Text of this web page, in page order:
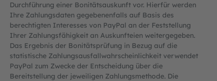
Durchführung einer Bonitätsauskunft vor. Hierfür werden
Ihre Zahlungsdaten gegebenenfalls auf Basis des
berechtigten Interesses von PayPal an der Feststellung
Ihrer Zahlungsfähigkeit an Auskunfteien weitergegeben.
Das Ergebnis der Bonitätsprüfung in Bezug auf die
statistische Zahlungsausfallwahrscheinlichkeit verwendet
PayPal zum Zwecke der Entscheidung über die
Bereitstellung der jeweiligen Zahlungsmethode. Die